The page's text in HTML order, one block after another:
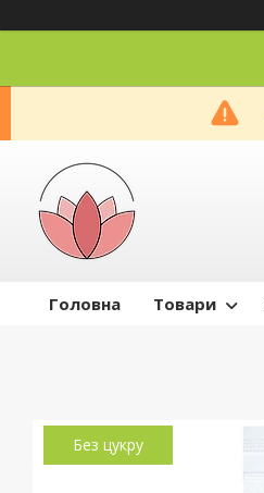
Головна Товари
Без цукру